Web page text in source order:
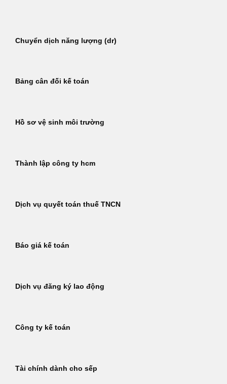
dungChuyển dịch năng lượng (dr)
Bảng cân đối kế toán
Hồ sơ vệ sinh môi trường
Thành lập công ty hcm
Dịch vụ quyết toán thuế TNCN
Báo giá kế toán
Dịch vụ đăng ký lao động
Công ty kế toán
Tài chính dành cho sếp